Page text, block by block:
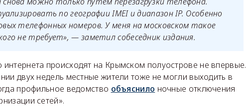
по географии IMEI и диапазон IP. Особенно
телефонных номеров. У меня на московском такое
не требует», — заметил собеседник издания.
происходят на Крымском полуострове не впервые.
двух недель местные жители тоже не могли выходить в
профильное ведомство объяснило ночные отключения
сетей».